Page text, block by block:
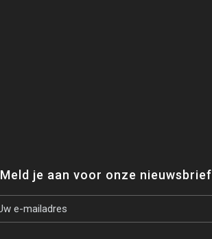
Meld je aan voor onze nieuwsbrief